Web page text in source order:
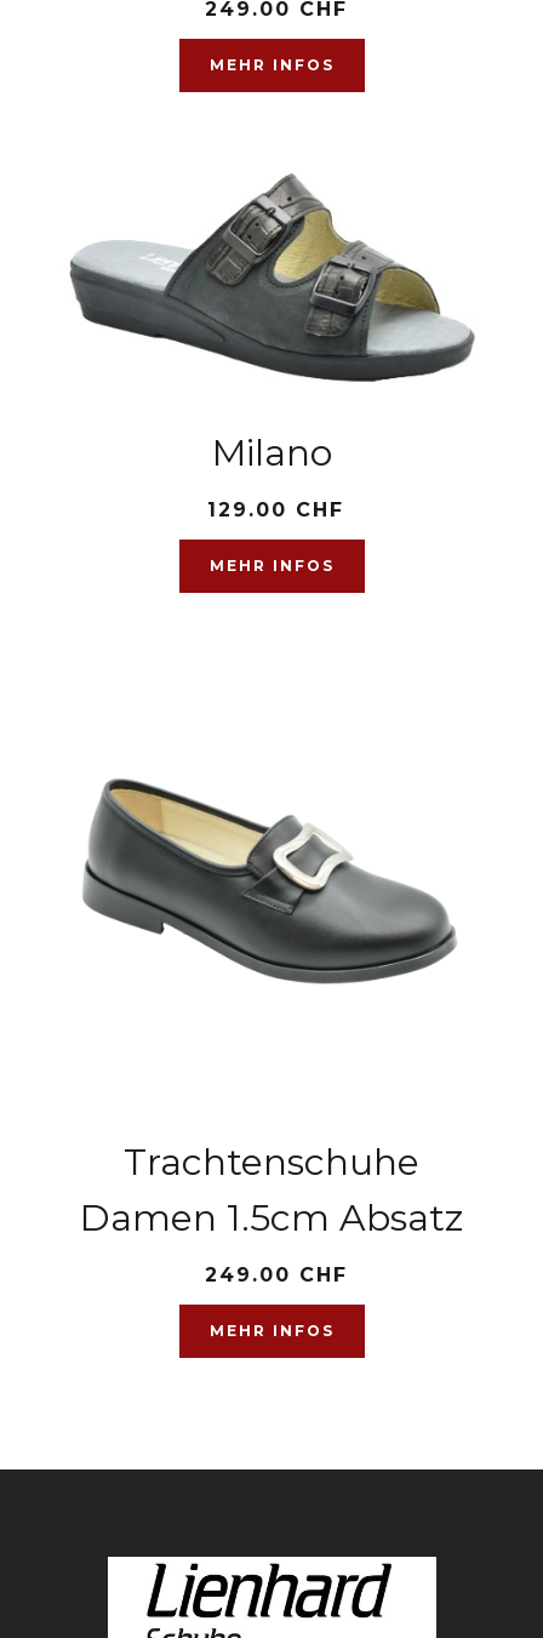
249.00 CHF
MEHR INFOS
Milano
129.00 CHF
MEHR INFOS
Trachtenschuhe
Damen 1.5cm Absatz
249.00 CHF
MEHR INFOS